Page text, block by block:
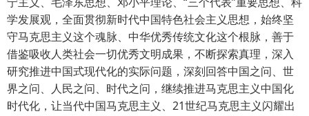
学发展观，全面贯彻新时代中国特色社会主义思想，始终坚
守马克思主义这个魂脉、中华优秀传统文化这个根脉，善于
借鉴吸收人类社会一切优秀文明成果，不断探索真理，深入
研究推进中国式现代化的实际问题，深刻回答中国之问、世
界之问、人民之问、时代之问，继续推进马克思主义中国化
时代化，让当代中国马克思主义、21世纪马克思主义闪耀出